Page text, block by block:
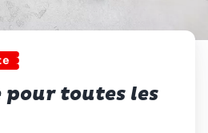
toutes les